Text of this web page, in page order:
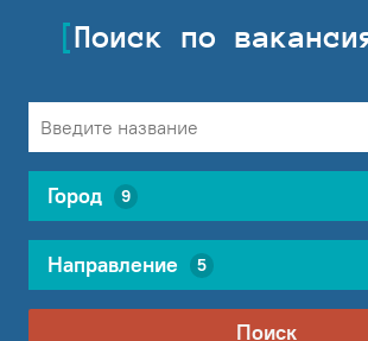
Поиск по
Город 9
Направление 5
Поиск